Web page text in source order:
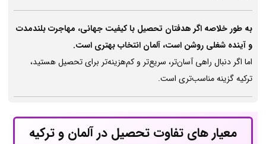
به طور خلاصه اگر هدفتان تحصیل با کیفیت جهانی، مهاجرت بلندمدت
و آینده شغلی روشن است، آلمان انتخاب بهتری است.
اما اگر دنبال راهی آسان‌تر، سریع‌تر و کم‌هزینه‌تر برای تحصیل هستید،
ترکیه گزینه مناسب‌تری است.
معیار های تفاوت تحصیل در آلمان و ترکیه